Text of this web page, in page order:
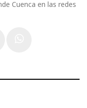
Cuenca en las redes